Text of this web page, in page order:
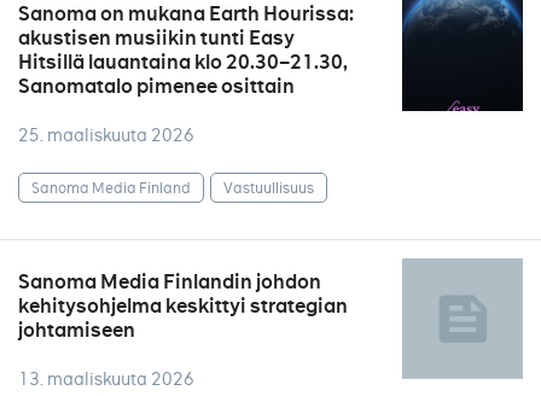
Sanoma on mukana Earth Hourissa:
akustisen musiikin tunti Easy
Hitsillä lauantaina klo 20.30–21.30,
Sanomatalo pimenee osittain
25. maaliskuuta 2026
Sanoma Media Finland Vastuullisuus
Sanoma Media Finlandin johdon
kehitysohjelma keskittyi strategian
johtamiseen
13. maaliskuuta 2026